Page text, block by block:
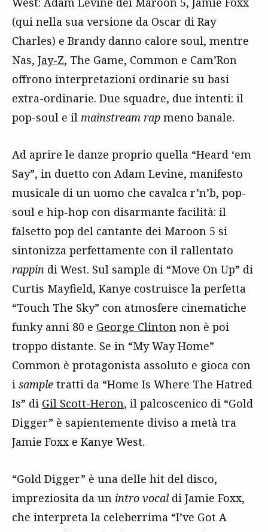
(qui nella sua versione da Oscar di Ray
Charles) e Brandy danno calore soul, mentre
Nas, Jay-Z, The Game, Common e Cam’Ron
offrono interpretazioni ordinarie su basi
extra-ordinarie. Due squadre, due intenti: il
pop-soul e il mainstream rap meno banale.
Ad aprire le danze proprio quella “Heard ‘em
Say”, in duetto con Adam Levine, manifesto
musicale di un uomo che cavalca r’n’b, pop-
soul e hip-hop con disarmante facilità: il
falsetto pop del cantante dei Maroon 5 si
sintonizza perfettamente con il rallentato
rappin di West. Sul sample di “Move On Up” di
Curtis Mayfield, Kanye costruisce la perfetta
“Touch The Sky” con atmosfere cinematiche
funky anni 80 e George Clinton non è poi
troppo distante. Se in “My Way Home”
Common è protagonista assoluto e gioca con
i sample tratti da “Home Is Where The Hatred
Is” di Gil Scott-Heron, il palcoscenico di “Gold
Digger” è sapientemente diviso a metà tra
Jamie Foxx e Kanye West.
“Gold Digger” è una delle hit del disco,
impreziosita da un intro vocaldi Jamie Foxx,
che interpreta la celeberrima “I’ve Got A